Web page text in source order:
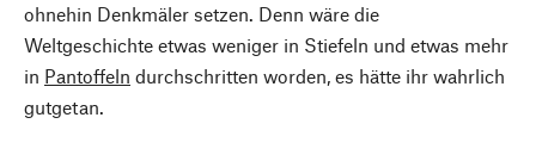
ohnehin Denkmäler setzen. Denn wäre die
Weltgeschichte etwas weniger in Stiefeln und etwas mehr
in Pantoffeln durchschritten worden, es hätte ihr wahrlich
gutgetan.